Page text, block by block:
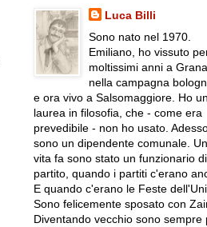
Luca Billi
Sono nato nel 1970.
Emiliano, ho vissuto
moltissimi anni a
nella campagna
e ora vivo a Salsomaggiore. Ho
laurea in filosofia, che - come era
prevedibile - non ho usato.
sono un dipendente comunale.
vita fa sono stato un funzionario di
partito, quando i partiti c'erano
E quando c'erano le Feste
Sono felicemente sposato con
Diventando vecchio sono sempre